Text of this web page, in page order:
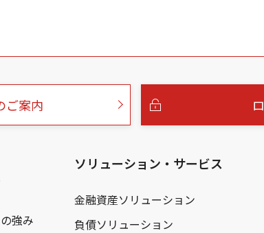
ご案内
強み
ソリューション・サービス
金融資産ソリューション
負債ソリューション